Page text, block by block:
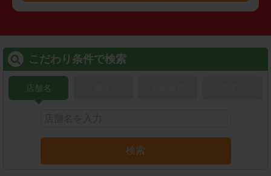
こだわり条件で検索
店舗名
検索